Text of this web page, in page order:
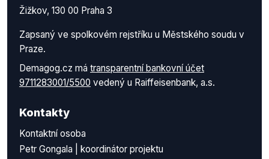
Žižkov, 130 00 Praha 3
Zapsaný ve spolkovém rejstříku u Městského soudu v
Praze.
Demagog.cz má transparentní bankovní účet
9711283001/5500 vedený u Raiffeisenbank, a.s.
Kontakty
Kontaktní osoba
Petr Gongala | koordinátor projektu